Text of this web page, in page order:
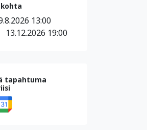
13:00
13.12.2026 19:00
tapahtuma